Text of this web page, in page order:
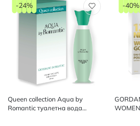
Queen collection Aqua by
Romantic туалетна вода
-24% -40%